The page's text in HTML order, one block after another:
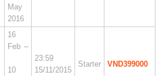
May
2016
16
Feb –
10
23:59
15/11/2015
Starter VND399000